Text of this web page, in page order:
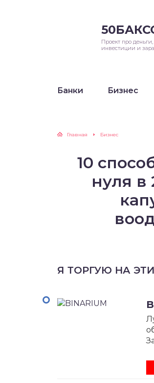
Проект про деньги,
инвестиции и
Банки Бизнес
Главная Бизнес
10
нуля в
Я ТОРГУЮ НА